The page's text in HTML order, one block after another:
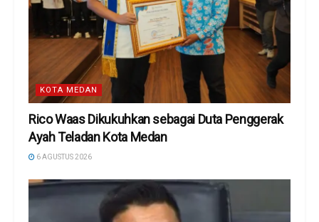
KOTA MEDAN
Rico Waas Dikukuhkan sebagai Duta Penggerak
Ayah Teladan Kota Medan
6 AGUSTUS 2026